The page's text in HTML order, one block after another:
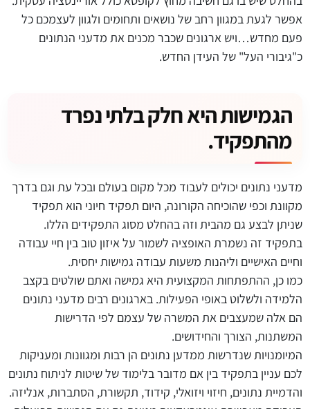
אפשר לגעת במגוון רחב של נושאים ותחומים ולגוון לעצמכם כל
פעם מחדש…ויש ארגונים שכבר מכנים את מדעני הנתונים
כ"גיבורי העל" של העידן החדש.
הגמישות היא חלק בלתי נפרד
מהתפקיד.
מדעני נתונים יכולים לעבוד מכל מקום בעולם ובכל עת וגם בדרך
מקוונת וכפי שהוכיחה הקורונה, היום תפקיד חיוני הוא תפקיד
שניתן לבצע גם מהבית וזה בהחלט מסוג התפקידים הללו.
בתפקיד זה נשמרת האופציה לשמור על איזון טוב בין חיי עבודה
וחיים האישיים וליהנות משעות עבודה גמישות יחסית.
כמו כן, ההתפתחות המקצועית היא גמישה ואתם שולטים בקצב
הלמידה ולשלוט באופי הפעילות. בארגונים רבים מדעני נתונים
הם אלה שמעצבים את המשרה של עצמם לפי הדרישות
המשתנות, הצורך והחידושים.
המיומנויות שנדרשות ממדען נתונים הן רבות ומגוונות ומעניקות
לכם עניין בתפקיד בין אם מדובר בלימוד של שיטות לניתוח נתונים
והדמיית נתונים, חיזוי ויזואלי, קידוד, תקשורת, הסתברות, אנליזה.